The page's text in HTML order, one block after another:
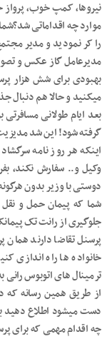
نیروها، کمپ خوب،
موارد چه اقداماتی
را کر نمودید و مدیر
مدیرعامل گاز عکس و
بهبودی برای شش هزار
میکنید و حالا هم دنبال
بعد ایام طولانی
گرفته شود! این شد
اینکه هر روز نامه
وکیل و.. سفارش نکند،
دوستی با وزیر بدون
شما که پیمان حمل و نقل
جلوگیری از رانت تک
پرسنل تقاضا دارند همان
خانواده ها راه اندازی
ترمینال های اتوبوس رانی
از طریق همین رسانه
دست میشود اطلاع دهید
چه اقدام مهمی که برای